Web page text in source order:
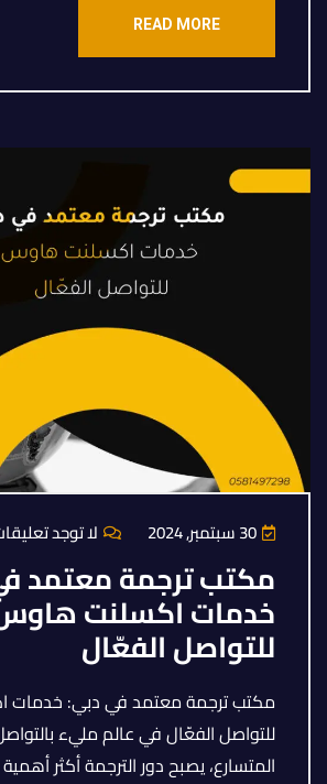
READ MORE
لا توجد
مكتب ترجمة معتمد
خدمات اكسلنت
للتواصل الفعّال
مكتب ترجمة معتمد في دبي:
للتواصل الفعّال في عالم مليء
المتسارع، يصبح دور الترجمة أكثر